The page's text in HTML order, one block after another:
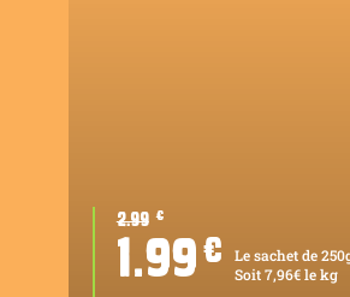
2.99 ¤
1.99 ¤
Le sachet de
Soit 7,96€ le kg